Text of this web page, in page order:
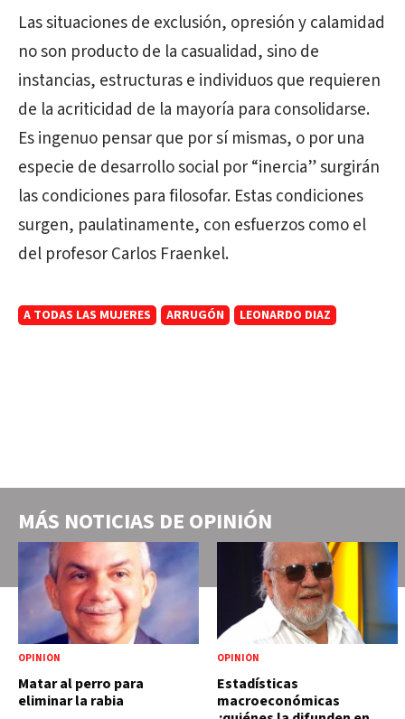
Las situaciones de exclusión, opresión y calamidad
no son producto de la casualidad, sino de
instancias, estructuras e individuos que requieren
de la acriticidad de la mayoría para consolidarse.
Es ingenuo pensar que por sí mismas, o por una
especie de desarrollo social por “inercia” surgirán
las condiciones para filosofar. Estas condiciones
surgen, paulatinamente, con esfuerzos como el
del profesor Carlos Fraenkel.
A TODAS LAS MUJERES ARRUGÓN LEONARDO DIAZ
MÁS NOTICIAS DE OPINIÓN
OPINIÓN
Matar al perro para
eliminar la rabia
OPINIÓN
Estadísticas
macroeconómicas